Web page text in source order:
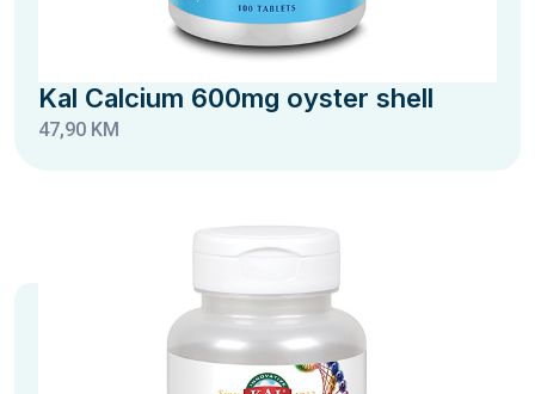
Kal Calcium 600mg oyster shell
47,90 KM